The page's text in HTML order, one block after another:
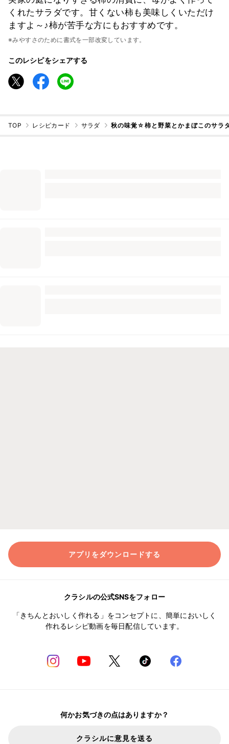
くれたサラダです。甘くない柿も美味しくいただけ
ますよ～♪柿が苦手な方にもおすすめです。
※みやすさのために書式を一部改変しています。
このレシピをシェアする
TOP レシピカード サラダ 秋の味覚☆柿と野菜とかまぼこのサラ
アプリをダウンロードする
クラシルの公式SNSをフォロー
「きちんとおいしく作れる」をコンセプトに、簡単においしく
作れるレシピ動画を毎日配信しています。
何かお気づきの点はありますか？
クラシルに意見を送る